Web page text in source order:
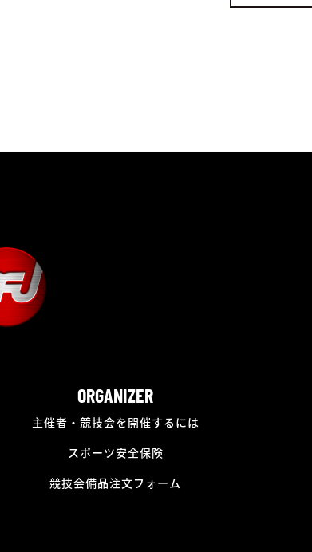
ORGANIZER
主催者・競技会を開催するには
スポーツ安全保険
競技会備品注文フォーム